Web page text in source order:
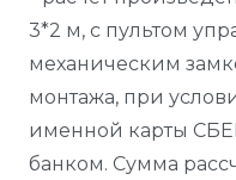
3*2 м, с пультом
механическим
монтажа, при
именной карты
банком. Сумма